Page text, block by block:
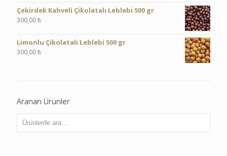
Çekirdek Kahveli Çikolatalı Leblebi 500 gr
300,00₺
Limonlu Çikolatalı Leblebi 500 gr
300,00₺
Aranan Ürünler